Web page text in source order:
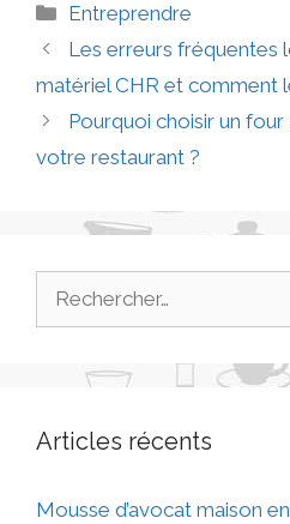
Entreprendre
Les erreurs fréquentes
matériel CHR et comment
Pourquoi choisir un
votre restaurant ?
Articles récents
Mousse d’avocat maison